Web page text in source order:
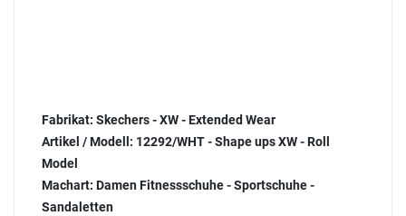
Fabrikat: Skechers - XW - Extended Wear
Artikel / Modell: 12292/WHT - Shape ups XW - Roll
Model
Machart: Damen Fitnessschuhe - Sportschuhe -
Sandaletten